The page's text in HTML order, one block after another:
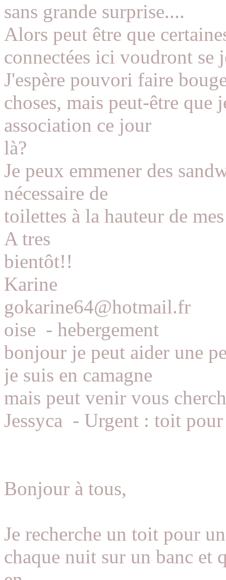
sans grande surprise....
Alors peut être que
connectées ici voudront se
J'espère pouvori faire
choses, mais peut-être que
association ce jour
là?
Je peux emmener des
nécessaire de
toilettes à la hauteur de
A tres
bientôt!!
Karine
gokarine64@hotmail.fr
oise - hebergement
bonjour je peut aider une
je suis en camagne
mais peut venir vous
Jessyca - Urgent : toit
Bonjour à tous,
Je recherche un toit pour
chaque nuit sur un banc et